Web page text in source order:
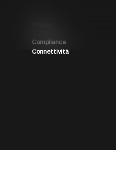
Compliance
Connettività